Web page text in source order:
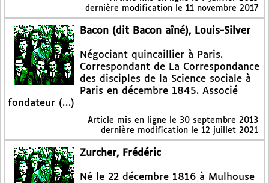
dernière modification le 11 novembre 2017
Bacon (dit Bacon aîné), Louis-Silver
Négociant quincaillier à Paris.
Correspondant de La Correspondance
des disciples de la Science sociale à
Paris en décembre 1845. Associé
fondateur (…)
Article mis en ligne le 30 septembre 2013
dernière modification le 12 juillet 2021
Zurcher, Frédéric
Né le 22 décembre 1816 à Mulhouse